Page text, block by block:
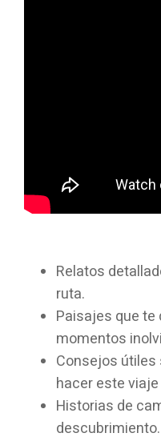
Relatos
ruta.
Paisajes que
momentos
Consejos
hacer este
Historias de
descubrimiento.